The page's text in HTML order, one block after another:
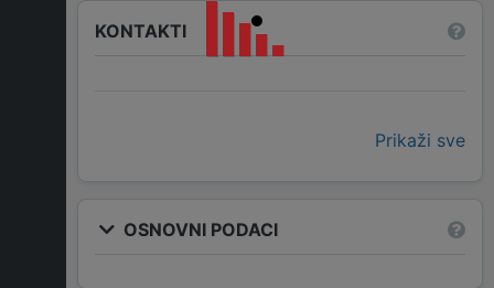
KONTAKTI
Prikaži sve
OSNOVNI PODACI